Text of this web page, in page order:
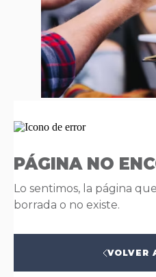
PÁGINA NO
Lo sentimos, la página
borrada o no existe.
VOLVER